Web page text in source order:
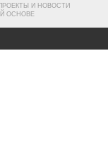
И НОВОСТИ
ОСНОВЕ